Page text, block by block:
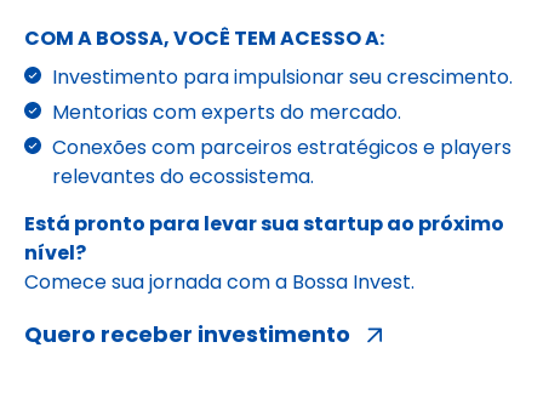
COM A BOSSA, VOCÊ TEM ACESSO A:
Investimento para impulsionar seu crescimento.
Mentorias com experts do mercado.
Conexões com parceiros estratégicos e players
relevantes do ecossistema.
Está pronto para levar sua startup ao próximo
nível?
Comece sua jornada com a Bossa Invest.
Quero receber investimento